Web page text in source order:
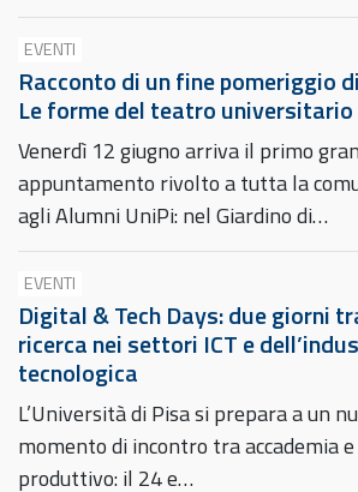
EVENTI
Racconto di un fine pomeriggio
Le forme del teatro universitario
Venerdì 12 giugno arriva il primo
appuntamento rivolto a tutta la
agli Alumni UniPi: nel Giardino di…
EVENTI
Digital & Tech Days: due giorni
ricerca nei settori ICT e
tecnologica
L’Università di Pisa si prepara a un
momento di incontro tra accademia
produttivo: il 24 e…